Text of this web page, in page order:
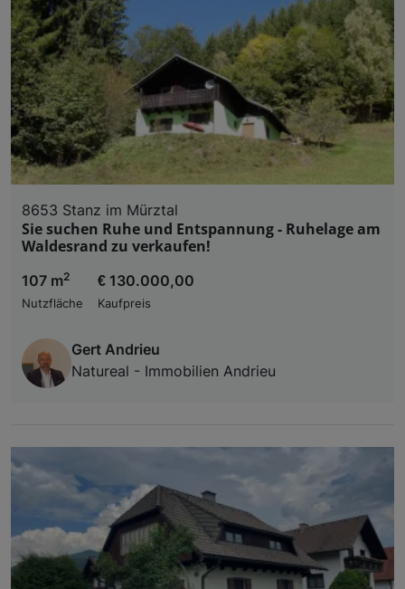
8653 Stanz im Mürztal
Sie suchen Ruhe und Entspannung - Ruhelage am
Waldesrand zu verkaufen!
107 m2
Nutzfläche
€ 130.000,00
Kaufpreis
Gert Andrieu
Natureal - Immobilien Andrieu